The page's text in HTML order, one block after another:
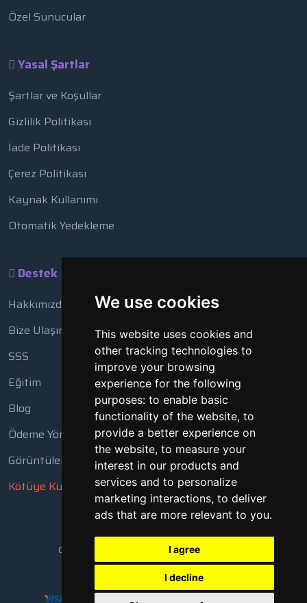
We use cookies
This website uses cookies and
other tracking technologies to
improve your browsing
experience for the following
purposes: to enable basic
functionality of the website, to
provide a better experience on
the website, to measure your
interest in our products and
services and to personalize
marketing interactions, to deliver
ads that are more relevant to you.
I agree
I decline
Özel Sunucular
Yasal Şartlar
Şartlar ve Koşullar
Gizlilik Politikası
İade Politikası
Çerez Politikası
Kaynak Kullanımı
Otomatik Yedekleme
Destek
Hakkımızda
Bize Ulaşın
SSS
Eğitim
Blog
Ödeme Yöntemleri
Görüntüleme Aracı
Kötüye Kullanım Bildir
Copyright © 2018 - 2026 Tüm Hakları Saklıdır